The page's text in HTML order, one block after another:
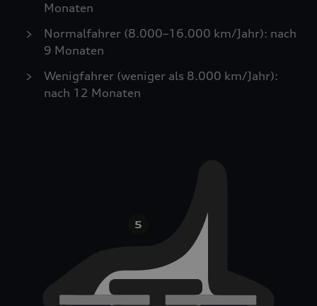
Monaten
Normalfahrer (8.000–16.000 km/Jahr): nach
9 Monaten
Wenigfahrer (weniger als 8.000 km/Jahr):
nach 12 Monaten